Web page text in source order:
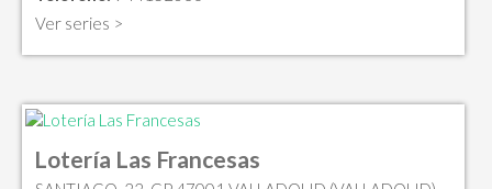
Ver series >
Lotería Las Francesas